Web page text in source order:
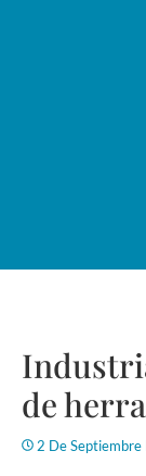
de
2 De